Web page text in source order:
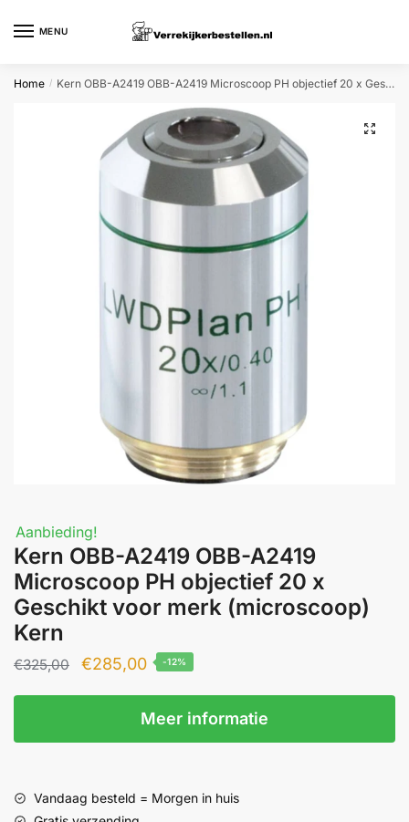
MENU
Home / Kern OBB-A2419 OBB-A2419 Microscoop PH objectief 20 x Geschikt voor merk (microscoop) Kern
Aanbieding!
Kern OBB-A2419 OBB-A2419
Microscoop PH objectief 20 x
Geschikt voor merk (microscoop)
Kern
€325,00
Oorspronkelijke
€325,00.
€285,00Huidige
is:
€285,00.
-12%
Meer informatie
Vandaag besteld = Morgen in huis